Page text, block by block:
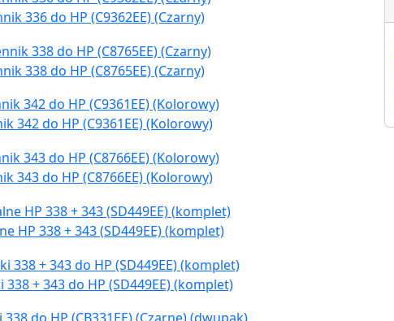
336 do HP (C9362EE) (Czarny)
338 do HP (C8765EE) (Czarny)
342 do HP (C9361EE) (Kolorowy)
343 do HP (C8766EE) (Kolorowy)
HP 338 + 343 (SD449EE) (komplet)
+ 343 do HP (SD449EE) (komplet)